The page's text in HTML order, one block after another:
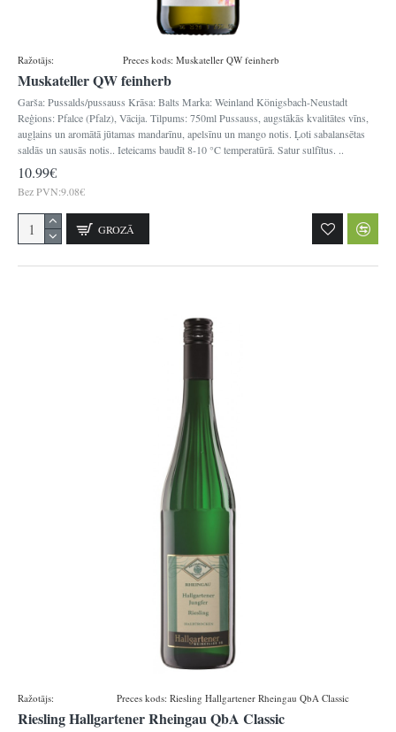
Ražotājs: Preces kods: Muskateller QW feinherb
Muskateller QW feinherb
Garša: Pussalds/pussauss Krāsa: Balts Marka: Weinland Königsbach-Neustadt
Reģions: Pfalce (Pfalz), Vācija. Tilpums: 750ml Pussauss, augstākās kvalitātes vīns,
augļains un aromātā jūtamas mandarīnu, apelsīnu un mango notis. Ļoti sabalansētas
saldās un sausās notis.. Ieteicams baudīt 8-10 °C temperatūrā. Satur sulfītus. ..
10.99€
Bez PVN:9.08€
GROZĀ
Ražotājs: Preces kods: Riesling Hallgartener Rheingau QbA Classic
Riesling Hallgartener Rheingau QbA Classic